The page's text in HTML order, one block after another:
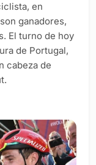
en
ganadores,
El turno de hoy
de Portugal,
cabeza de